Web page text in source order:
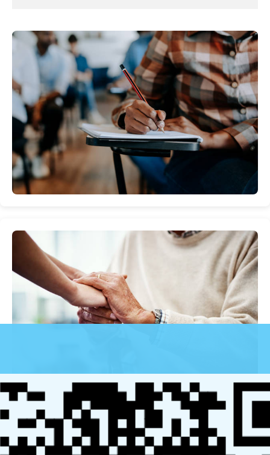
近年来，老年人因身体状况和生活习惯无法独立就医的情
况日益普遍，而医院复杂的就诊流程更是加大了这一需
行业的规范化和发展提供了政策支持，促使市场不断健康